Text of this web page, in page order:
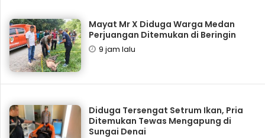
Mayat Mr X Diduga Warga Medan
Perjuangan Ditemukan di Beringin
9 jam lalu
Diduga Tersengat Setrum Ikan, Pria
Ditemukan Tewas Mengapung di
Sungai Denai